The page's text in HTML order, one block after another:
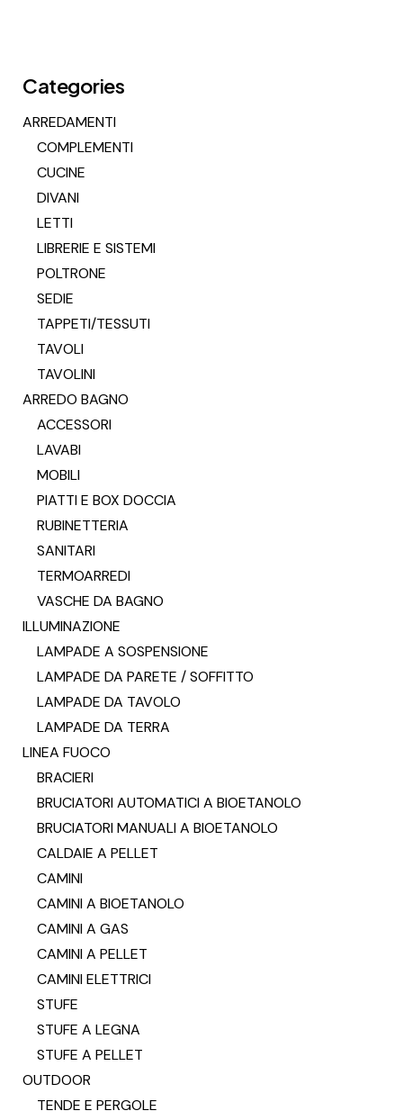
Categories
ARREDAMENTI
COMPLEMENTI
CUCINE
DIVANI
LETTI
LIBRERIE E SISTEMI
POLTRONE
SEDIE
TAPPETI/TESSUTI
TAVOLI
TAVOLINI
ARREDO BAGNO
ACCESSORI
LAVABI
MOBILI
PIATTI E BOX DOCCIA
RUBINETTERIA
SANITARI
TERMOARREDI
VASCHE DA BAGNO
ILLUMINAZIONE
LAMPADE A SOSPENSIONE
LAMPADE DA PARETE / SOFFITTO
LAMPADE DA TAVOLO
LAMPADE DA TERRA
LINEA FUOCO
BRACIERI
BRUCIATORI AUTOMATICI A BIOETANOLO
BRUCIATORI MANUALI A BIOETANOLO
CALDAIE A PELLET
CAMINI
CAMINI A BIOETANOLO
CAMINI A GAS
CAMINI A PELLET
CAMINI ELETTRICI
STUFE
STUFE A LEGNA
STUFE A PELLET
OUTDOOR
TENDE E PERGOLE